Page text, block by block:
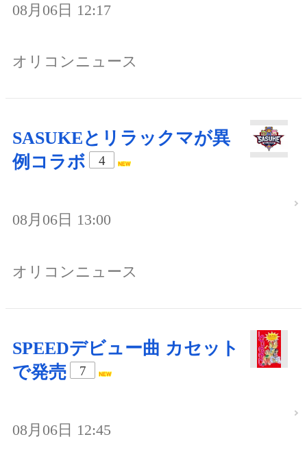
08月06日 12:17
オリコンニュース
SASUKEとリラックマが異
例コラボ
4
08月06日 13:00
オリコンニュース
SPEEDデビュー曲 カセット
で発売
7
08月06日 12:45